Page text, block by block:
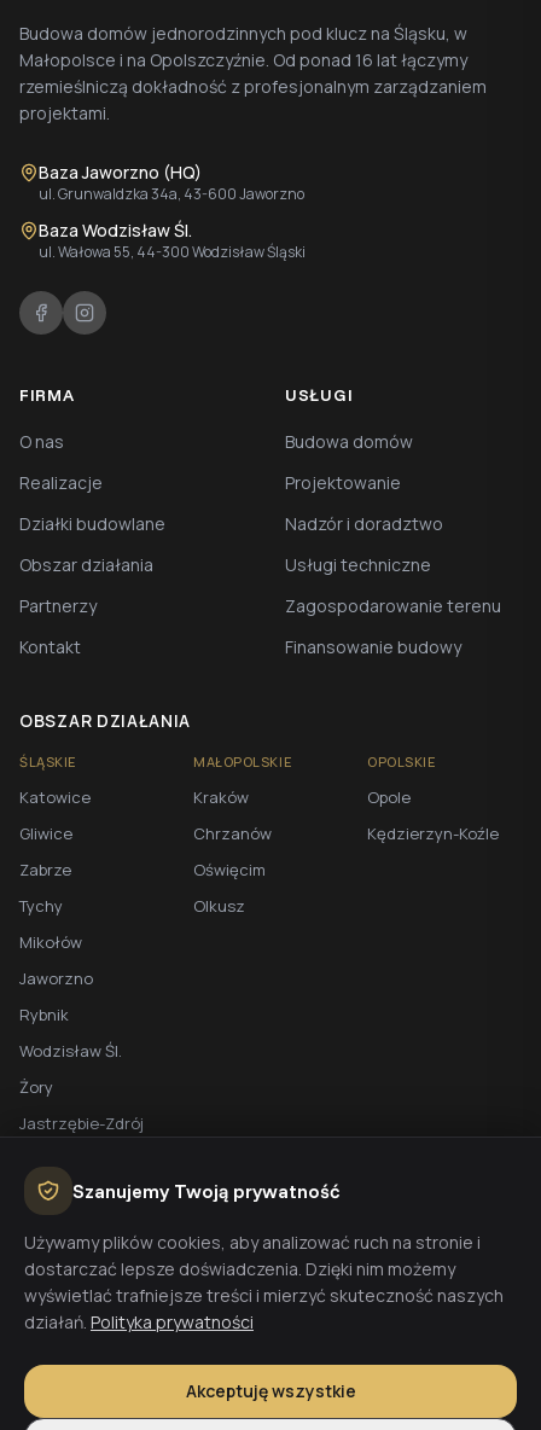
Budowa domów jednorodzinnych pod klucz na Śląsku, w
Małopolsce i na Opolszczyźnie. Od ponad 16 lat łączymy
rzemieślniczą dokładność z profesjonalnym zarządzaniem
projektami.
Baza Jaworzno (HQ)
ul. Grunwaldzka 34a, 43-600 Jaworzno
Baza Wodzisław Śl.
ul. Wałowa 55, 44-300 Wodzisław Śląski
FIRMA
O nas
Realizacje
Działki budowlane
Obszar działania
Partnerzy
Kontakt
USŁUGI
Budowa domów
Projektowanie
Nadzór i doradztwo
Usługi techniczne
Zagospodarowanie terenu
Finansowanie budowy
OBSZAR DZIAŁANIA
ŚLĄSKIE
Katowice
Gliwice
Zabrze
Tychy
Mikołów
Jaworzno
Rybnik
Wodzisław Śl.
Żory
Jastrzębie-Zdrój
MAŁOPOLSKIE
Kraków
Chrzanów
Oświęcim
Olkusz
OPOLSKIE
Opole
Kędzierzyn-Koźle
BEZPŁATNA WYCENA
Planujesz budowę domu? Skontaktuj się z nami - przygotujemy
wycenę w 48h.
Wyceń budowę
Szanujemy Twoją prywatność
Używamy plików cookies, aby analizować ruch na stronie i
dostarczać lepsze doświadczenia. Dzięki nim możemy
wyświetlać trafniejsze treści i mierzyć skuteczność naszych
działań. Polityka prywatności
Akceptuję wszystkie